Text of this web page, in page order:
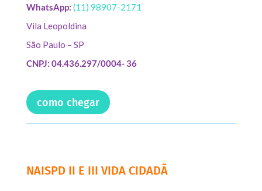
WhatsApp: (11) 98907-2171
Vila Leopoldina
São Paulo – SP
CNPJ: 04.436.297/0004- 36
como chegar
NAISPD II E III VIDA CIDADÃ